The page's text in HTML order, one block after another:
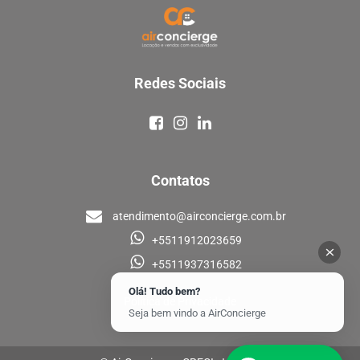
Redes Sociais
Contatos
atendimento@airconcierge.com.br
+5511912023659
+5511937316582
Olá! Tudo bem?
Seja bem vindo a AirConcierge